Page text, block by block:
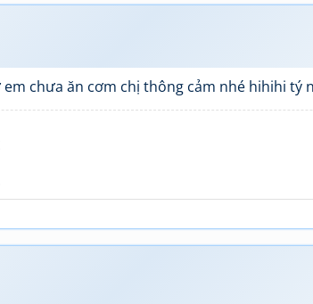
chưa ăn cơm chị thông cảm nhé hihihi tý